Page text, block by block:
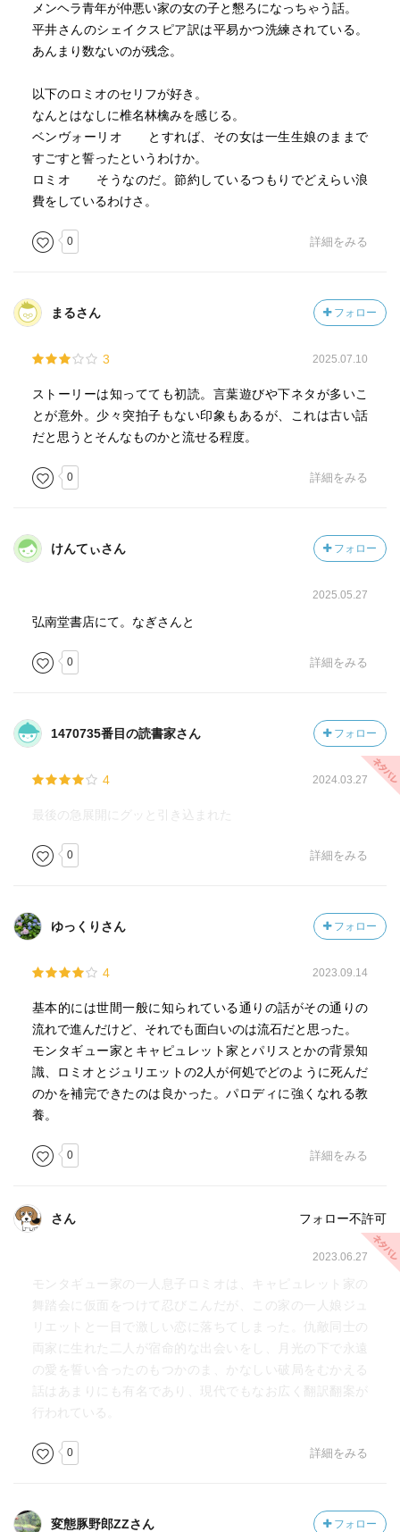
メンヘラ青年が仲悪い家の女の子と懇ろになっちゃう話。
平井さんのシェイクスピア訳は平易かつ洗練されている。
あんまり数ないのが残念。
以下のロミオのセリフが好き。
なんとはなしに椎名林檎みを感じる。
ベンヴォーリオ とすれば、その女は一生生娘のままで
すごすと誓ったというわけか。
ロミオ そうなのだ。節約しているつもりでどえらい浪
費をしているわけさ。
0 詳細をみる
まるさん フォロー
3 2025.07.10
ストーリーは知ってても初読。言葉遊びや下ネタが多いこ
とが意外。少々突拍子もない印象もあるが、これは古い話
だと思うとそんなものかと流せる程度。
0 詳細をみる
けんてぃさん フォロー
2025.05.27
弘南堂書店にて。なぎさんと
0 詳細をみる
1470735番目の読書家さん フォロー
4 2024.03.27
最後の急展開にグッと引き込まれた
0 詳細をみる
ゆっくりさん フォロー
4 2023.09.14
基本的には世間一般に知られている通りの話がその通りの
流れで進んだけど、それでも面白いのは流石だと思った。
モンタギュー家とキャピュレット家とパリスとかの背景知
識、ロミオとジュリエットの2人が何処でどのように死んだ
のかを補完できたのは良かった。パロディに強くなれる教
養。
0 詳細をみる
さん フォロー不許可
2023.06.27
モンタギュー家の一人息子ロミオは、キャピュレット家の
舞踏会に仮面をつけて忍びこんだが、この家の一人娘ジュ
リエットと一目で激しい恋に落ちてしまった。仇敵同士の
両家に生れた二人が宿命的な出会いをし、月光の下で永遠
の愛を誓い合ったのもつかのま、かなしい破局をむかえる
話はあまりにも有名であり、現代でもなお広く翻訳翻案が
行われている。
0 詳細をみる
変態豚野郎ZZさん フォロー